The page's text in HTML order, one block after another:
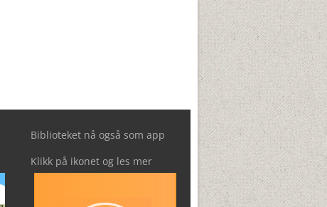
Biblioteket nå også som app
Klikk på ikonet og les mer